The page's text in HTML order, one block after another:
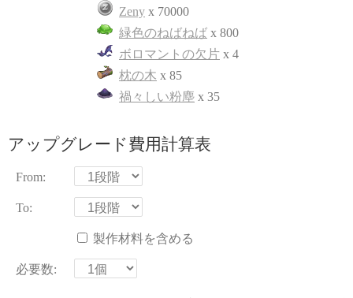
Zeny x 70000
緑色のねばねば x 800
ボロマントの欠片 x 4
枕の木 x 85
禍々しい粉塵 x 35
アップグレード費用計算表
From:
To:
製作材料を含める
必要数: